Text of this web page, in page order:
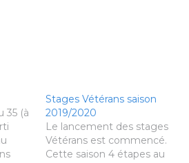
35 (à
Stages Vétérans saison
2019/2020
Le lancement des stages
Vétérans est commencé.
Cette saison 4 étapes au